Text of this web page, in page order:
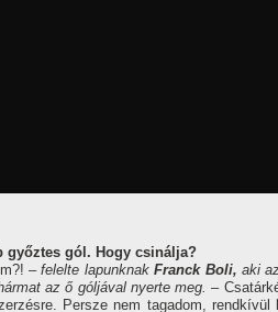
győztes gól. Hogy csinálja?
– felelte lapunknakFranck Boli, aki
az ő góljával nyerte meg. –
Persze nem tagadom,